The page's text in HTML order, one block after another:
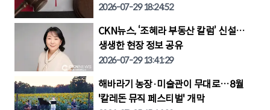
2026-07-29 18:24:52
CKN뉴스, ‘조혜라 부동산 칼럼’ 신설…
생생한 현장 정보 공유
2026-07-29 13:41:29
해바라기 농장·미술관이 무대로…8월
'칼레돈 뮤직 페스티벌' 개막